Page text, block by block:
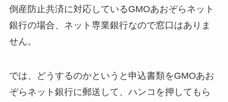
倒産防止共済に対応しているGMOあおぞらネット
銀行の場合、ネット専業銀行なので窓口はありま
せん。
では、どうするのかというと申込書類をGMOあお
ぞらネット銀行に郵送して、ハンコを押してもら